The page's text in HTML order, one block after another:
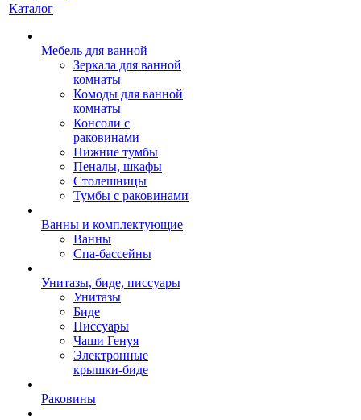
Каталог
Мебель для ванной
Зеркала для ванной
комнаты
Комоды для ванной
комнаты
Консоли с
раковинами
Нижние тумбы
Пеналы, шкафы
Столешницы
Тумбы с раковинами
Ванны и комплектующие
Ванны
Спа-бассейны
Унитазы, биде, писсуары
Унитазы
Биде
Писсуары
Чаши Генуя
Электронные
крышки-биде
Раковины